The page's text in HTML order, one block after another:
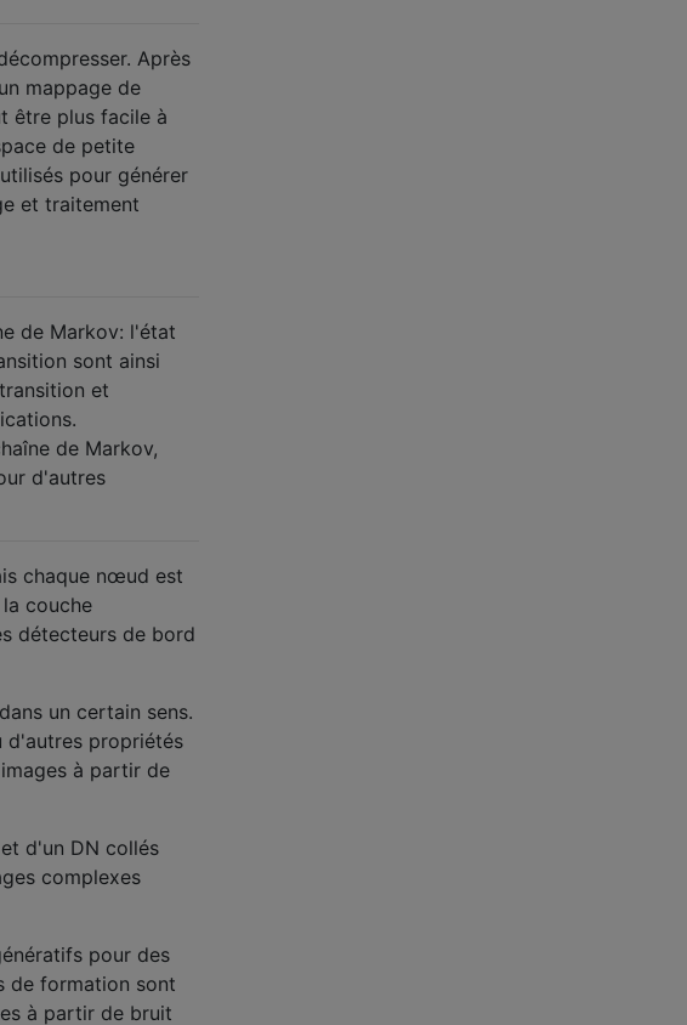
Après
mappage de
être plus facile à
de petite
pour générer
et traitement
de Markov: l'état
sont ainsi
et
de Markov,
d'autres
chaque nœud est
couche
détecteurs de bord
un certain sens.
d'autres propriétés
à partir de
d'un DN collés
complexes
pour des
de formation sont
à partir de bruit